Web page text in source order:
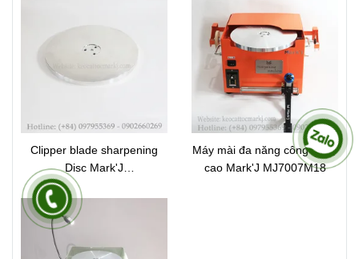
Clipper blade sharpening
Disc Mark'J
70051MJSP1270
Máy mài đa năng công nghệ
cao Mark'J MJ7007M18